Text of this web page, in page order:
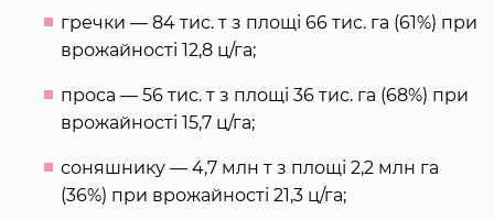
гречки — 84 тис. т з площі 66 тис. га (61%) при
врожайності 12,8 ц/га;
проса — 56 тис. т з площі 36 тис. га (68%) при
врожайності 15,7 ц/га;
соняшнику — 4,7 млн т з площі 2,2 млн га
(36%) при врожайності 21,3 ц/га;